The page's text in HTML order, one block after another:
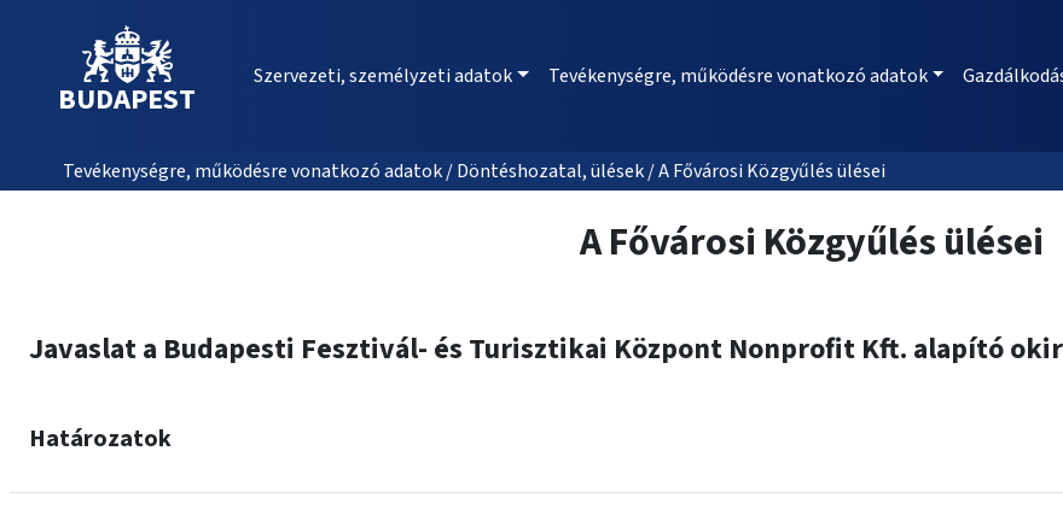
BUDAPEST
Szervezeti, személyzeti adatok Tevékenységre, működésre vonatkozó adatok
Tevékenységre, működésre vonatkozó adatok / Döntéshozatal, ülések / A Fővárosi Közgyűlés ülései
A Fővárosi Közgyűlés ülései
Javaslat a Budapesti Fesztivál- és Turisztikai Központ Nonprofit Kft. alapító
Határozatok